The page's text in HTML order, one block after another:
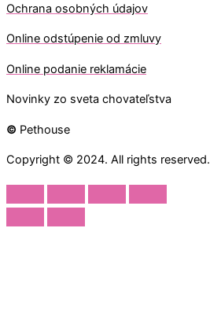
Ochrana osobných údajov
Online odstúpenie od zmluvy
Online podanie reklamácie
Novinky zo sveta chovateľstva
© Pethouse
Copyright © 2024. All rights reserved.